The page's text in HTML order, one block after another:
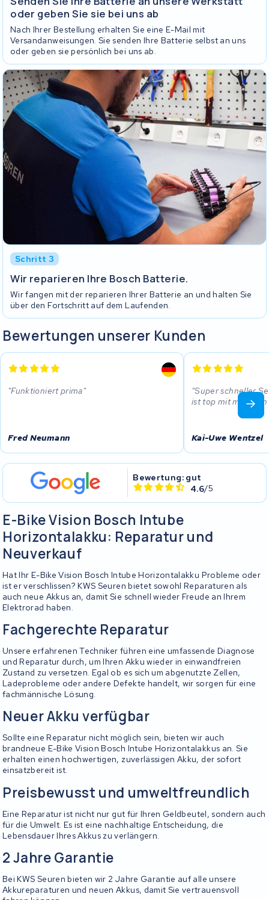
oder geben Sie sie bei uns ab
Nach Ihrer Bestellung erhalten Sie eine E-Mail mit
Versandanweisungen. Sie senden Ihre Batterie selbst an uns
oder geben sie persönlich bei uns ab.
Schritt 3
Wir reparieren Ihre Bosch Batterie.
Wir fangen mit der reparieren Ihrer Batterie an und halten Sie
über den Fortschritt auf dem Laufenden.
Bewertungen unserer Kunden
Funktioniert prima
Fred Neumann
Super schneller
ist top mit mehr Km
Kai-Uwe Wentzel
Bewertung: gut
4.6/5
E-Bike Vision Bosch Intube
Horizontalakku: Reparatur und
Neuverkauf
Hat Ihr E-Bike Vision Bosch Intube Horizontalakku Probleme oder
ist er verschlissen? KWS Seuren bietet sowohl Reparaturen als
auch neue Akkus an, damit Sie schnell wieder Freude an Ihrem
Elektrorad haben.
Fachgerechte Reparatur
Unsere erfahrenen Techniker führen eine umfassende Diagnose
und Reparatur durch, um Ihren Akku wieder in einwandfreien
Zustand zu versetzen. Egal ob es sich um abgenutzte Zellen,
Ladeprobleme oder andere Defekte handelt, wir sorgen für eine
fachmännische Lösung.
Neuer Akku verfügbar
Sollte eine Reparatur nicht möglich sein, bieten wir auch
brandneue E-Bike Vision Bosch Intube Horizontalakkus an. Sie
erhalten einen hochwertigen, zuverlässigen Akku, der sofort
einsatzbereit ist.
Preisbewusst und umweltfreundlich
Eine Reparatur ist nicht nur gut für Ihren Geldbeutel, sondern auch
für die Umwelt. Es ist eine nachhaltige Entscheidung, die
Lebensdauer Ihres Akkus zu verlängern.
2 Jahre Garantie
Bei KWS Seuren bieten wir 2 Jahre Garantie auf alle unsere
Akkureparaturen und neuen Akkus, damit Sie vertrauensvoll